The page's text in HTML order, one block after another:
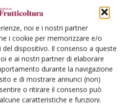
noi e i nostri partner
i cookie per memorizzare e/o
dispositivo. Il consenso a queste
e ai nostri partner di elaborare
durante la navigazione
e di mostrare annunci (non)
o ritirare il consenso può
caratteristiche e funzioni.
l’intero convegno)
PARTECIPARE